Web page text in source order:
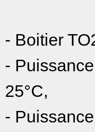
- Boitier
-
25°C,
-